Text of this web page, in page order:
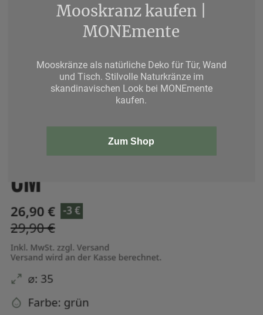
Mooskranz kaufen |
MONEmente
Mooskränze als natürliche Deko für Tür, Wand
und Tisch. Stilvolle Naturkränze im
skandinavischen Look bei MONEmente
kaufen.
Zum Shop